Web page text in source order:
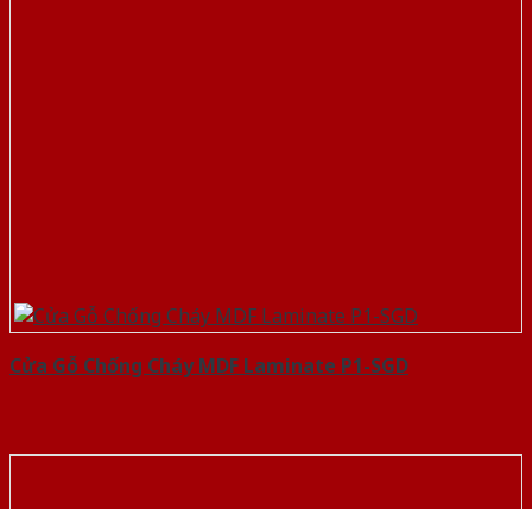
Cửa Gỗ Chống Cháy MDF Laminate P1-SGD